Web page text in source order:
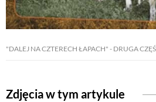
"DALEJ NA CZTERECH ŁAPACH" - DRUGA
Zdjęcia w tym artykule
EKO
ZWIERZĘTA